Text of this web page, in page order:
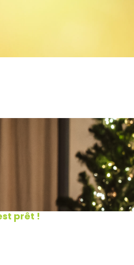
prêt !